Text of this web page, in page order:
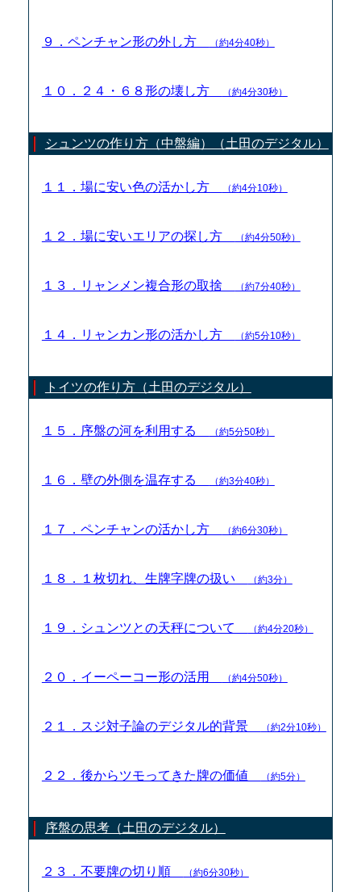
９．ペンチャン形の外し方 （約4分40秒）
１０．２４・６８形の壊し方 （約4分30秒）
シュンツの作り方（中盤編）（土田のデジタル）
１１．場に安い色の活かし方 （約4分10秒）
１２．場に安いエリアの探し方 （約4分50秒）
１３．リャンメン複合形の取捨 （約7分40秒）
１４．リャンカン形の活かし方 （約5分10秒）
トイツの作り方（土田のデジタル）
１５．序盤の河を利用する （約5分50秒）
１６．壁の外側を温存する （約3分40秒）
１７．ペンチャンの活かし方 （約6分30秒）
１８．１枚切れ、生牌字牌の扱い （約3分）
１９．シュンツとの天秤について （約4分20秒）
２０．イーペーコー形の活用 （約4分50秒）
２１．スジ対子論のデジタル的背景 （約2分10秒）
２２．後からツモってきた牌の価値 （約5分）
序盤の思考（土田のデジタル）
２３．不要牌の切り順 （約6分30秒）